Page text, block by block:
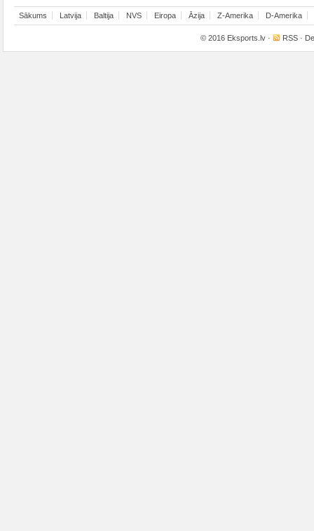
Sākums Latvija Baltija NVS Eiropa Āzija Z-Amerika D-Amerika
© 2016 Eksports.lv · RSS ·